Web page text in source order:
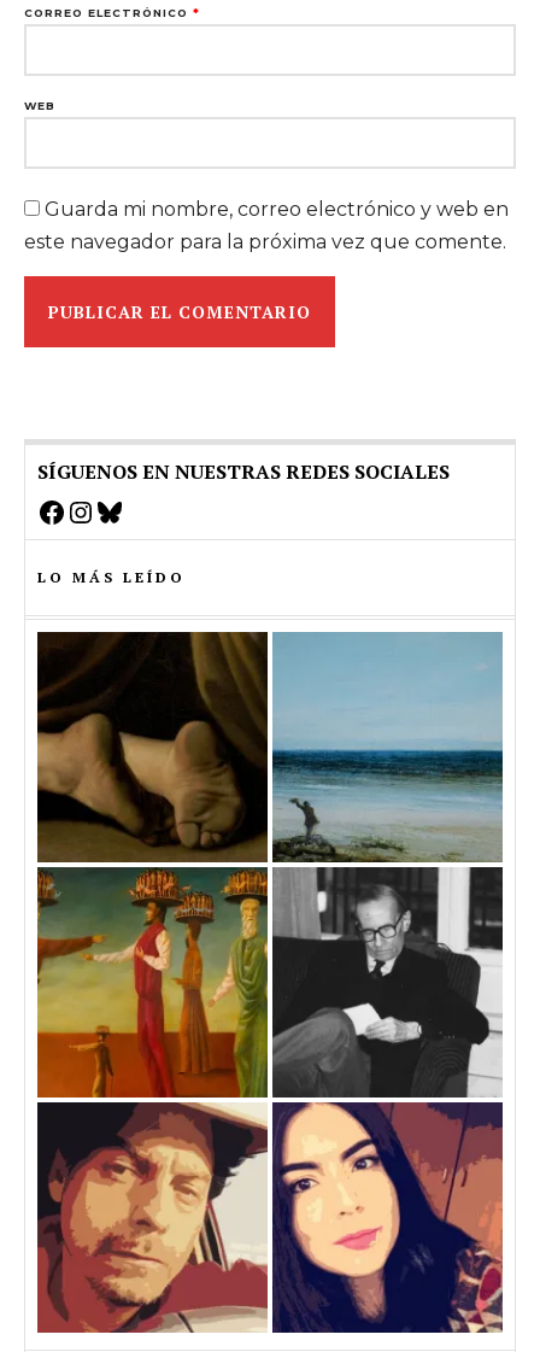
CORREO ELECTRÓNICO *
WEB
Guarda mi nombre, correo electrónico y web en
este navegador para la próxima vez que comente.
SÍGUENOS EN NUESTRAS REDES SOCIALES
Facebook
Instagram
Bluesky
LO MÁS LEÍDO